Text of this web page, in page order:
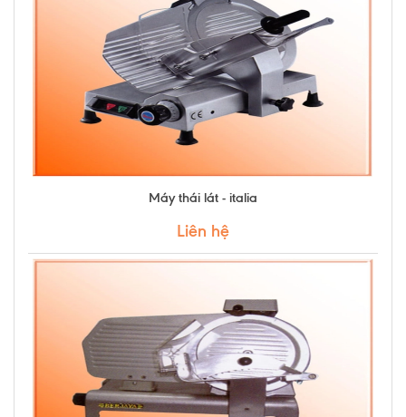
Máy thái lát - italia
Liên hệ